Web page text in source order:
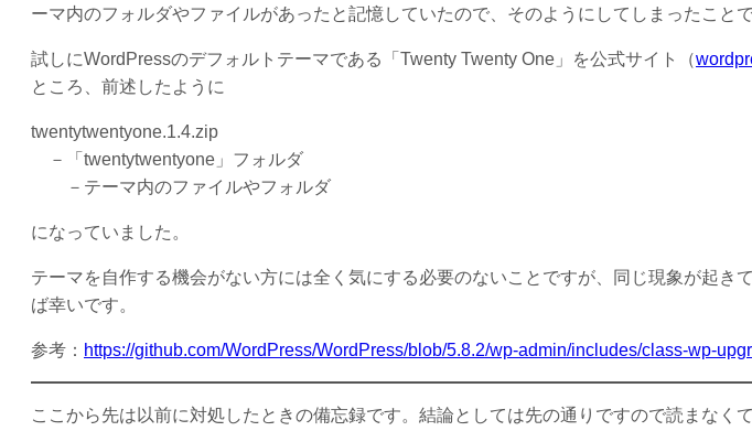
ーマ内のフォルダやファイルがあったと記憶していたので、そのようにしてしまったこと
試しにWordPressのデフォルトテーマである「Twenty Twenty One」を公式サイト（
ところ、前述したように
twentytwentyone.1.4.zip
－「twentytwentyone」フォルダ
－テーマ内のファイルやフォルダ
になっていました。
テーマを自作する機会がない方には全く気にする必要のないことですが、同じ現象が起き
ば幸いです。
参考： https://github.com/WordPress/WordPress/blob/5.8.2/wp-admin/includes/class-wp-
ここから先は以前に対処したときの備忘録です。結論としては先の通りですので読まなく